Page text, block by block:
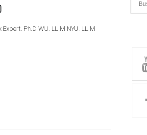
Ph.D WU. LL.M NYU. LL.M